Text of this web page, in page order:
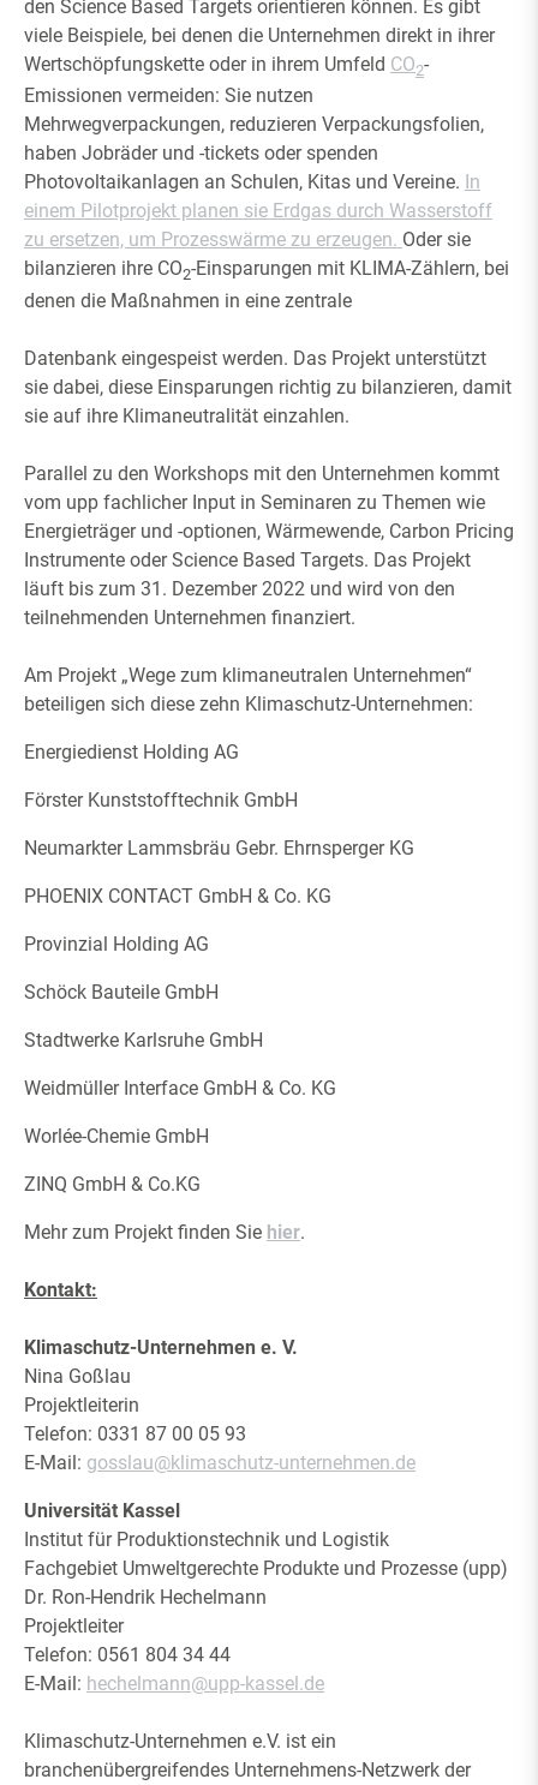
den Science Based Targets orientieren können. Es gibt
viele Beispiele, bei denen die Unternehmen direkt in ihrer
Wertschöpfungskette oder in ihrem Umfeld CO2-
Emissionen vermeiden: Sie nutzen
Mehrwegverpackungen, reduzieren Verpackungsfolien,
haben Jobräder und -tickets oder spenden
Photovoltaikanlagen an Schulen, Kitas und Vereine. In
einem Pilotprojekt planen sie Erdgas durch Wasserstoff
zu ersetzen, um Prozesswärme zu erzeugen. Oder sie
bilanzieren ihre CO2-Einsparungen mit KLIMA-Zählern, bei
denen die Maßnahmen in eine zentrale
Datenbank eingespeist werden. Das Projekt unterstützt
sie dabei, diese Einsparungen richtig zu bilanzieren, damit
sie auf ihre Klimaneutralität einzahlen.
Parallel zu den Workshops mit den Unternehmen kommt
vom upp fachlicher Input in Seminaren zu Themen wie
Energieträger und -optionen, Wärmewende, Carbon Pricing
Instrumente oder Science Based Targets. Das Projekt
läuft bis zum 31. Dezember 2022 und wird von den
teilnehmenden Unternehmen finanziert.
Am Projekt „Wege zum klimaneutralen Unternehmen“
beteiligen sich diese zehn Klimaschutz-Unternehmen:
Energiedienst Holding AG
Förster Kunststofftechnik GmbH
Neumarkter Lammsbräu Gebr. Ehrnsperger KG
PHOENIX CONTACT GmbH & Co. KG
Provinzial Holding AG
Schöck Bauteile GmbH
Stadtwerke Karlsruhe GmbH
Weidmüller Interface GmbH & Co. KG
Worlée-Chemie GmbH
ZINQ GmbH & Co.KG
Mehr zum Projekt finden Sie hier.
Kontakt:
Klimaschutz-Unternehmen e. V.
Nina Goßlau
Projektleiterin
Telefon: 0331 87 00 05 93
E-Mail: gosslau@klimaschutz-unternehmen.de
Universität Kassel
Institut für Produktionstechnik und Logistik
Fachgebiet Umweltgerechte Produkte und Prozesse (upp)
Dr. Ron-Hendrik Hechelmann
Projektleiter
Telefon: 0561 804 34 44
E-Mail: hechelmann@upp-kassel.de
Klimaschutz-Unternehmen e.V. ist ein
branchenübergreifendes Unternehmens-Netzwerk der